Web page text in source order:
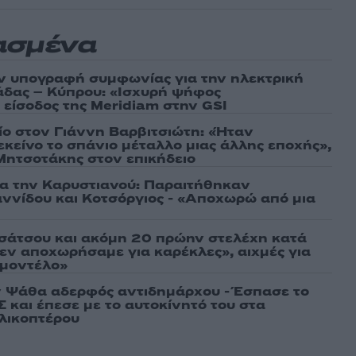
υπογραφή συμφωνίας για την ηλεκτρική
– Κύπρου: «Ισχυρή ψήφος
της Meridiam στην GSI
στον Γιάννη Βαρβιτσιώτη: «Ήταν
το σπάνιο μέταλλο μιας άλλης εποχής»,
στον επικήδειο
την Καρυστιανού: Παραιτήθηκαν
και Κοτσόργιος - «Αποχωρώ από μια
και ακόμη 20 πρώην στελέχη κατά
αποχωρήσαμε για καρέκλες», αιχμές για
αδερφός αντιδημάρχου - Έσπασε το
έπεσε με το αυτοκίνητό του στα